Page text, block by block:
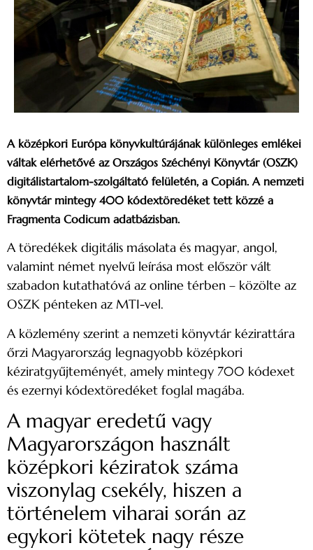
A középkori Európa könyvkultúrájának különleges emlékei
váltak elérhetővé az Országos Széchényi Könyvtár (OSZK)
digitálistartalom-szolgáltató felületén, a Copián. A nemzeti
könyvtár mintegy 400 kódextöredéket tett közzé a
Fragmenta Codicum adatbázisban.
A töredékek digitális másolata és magyar, angol,
valamint német nyelvű leírása most először vált
szabadon kutathatóvá az online térben – közölte az
OSZK pénteken az MTI-vel.
A közlemény szerint a nemzeti könyvtár kézirattára
őrzi Magyarország legnagyobb középkori
kéziratgyűjteményét, amely mintegy 700 kódexet
és ezernyi kódextöredéket foglal magába.
A magyar eredetű vagy
Magyarországon használt
középkori kéziratok száma
viszonylag csekély, hiszen a
történelem viharai során az
egykori kötetek nagy része